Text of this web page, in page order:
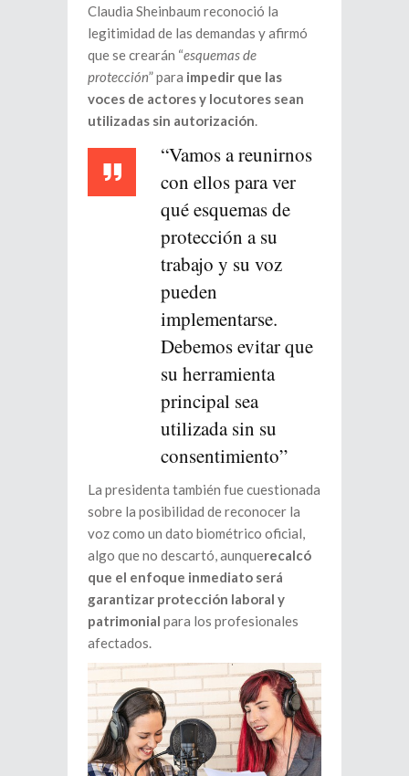
Claudia Sheinbaum reconoció la
legitimidad de las demandas y afirmó
que se crearán “esquemas de
protección” para impedir que las
voces de actores y locutores sean
utilizadas sin autorización.
“Vamos a reunirnos
con ellos para ver
qué esquemas de
protección a su
trabajo y su voz
pueden
implementarse.
Debemos evitar que
su herramienta
principal sea
utilizada sin su
consentimiento”
La presidenta también fue cuestionada
sobre la posibilidad de reconocer la
voz como un dato biométrico oficial,
algo que no descartó, aunquerecalcó
que el enfoque inmediato será
garantizar protección laboral y
patrimonial para los profesionales
afectados.